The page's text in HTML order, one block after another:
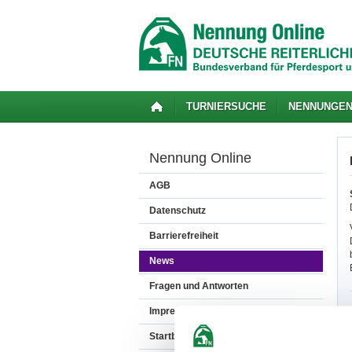
TURNIERSUCHE NENNUNGEN
Nennung Online
AGB
Datenschutz
Barrierefreiheit
News
Fragen und Antworten
Impressum
Startbereitschaft.online